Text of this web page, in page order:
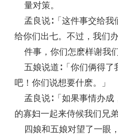
量对策。
孟良说∶「这件事交给我
给你们出七。不过，我们
件事，你们怎麽样谢我们
五娘说道∶「你们俩得了
吧！你们说想要什麽。」
孟良说∶「如果事情办成
的寡妇一起来侍候我们兄弟
四娘和五娘对望了一眼